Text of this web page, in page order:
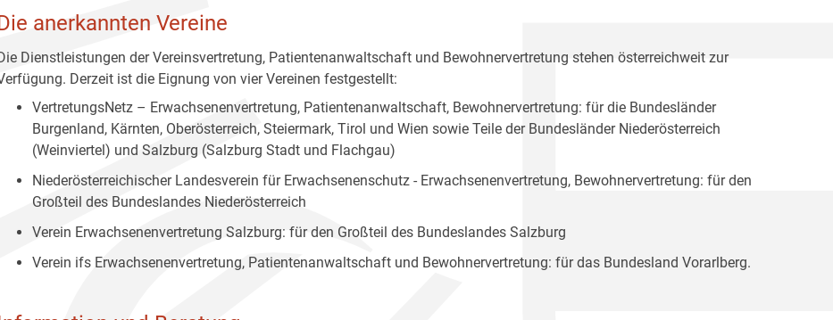
anerkannten Vereine
Dienstleistungen der Vereinsvertretung, Patientenanwaltschaft und Bewohnervertretung stehen österreichweit zur
Derzeit ist die Eignung von vier Vereinen festgestellt:
VertretungsNetz – Erwachsenenvertretung, Patientenanwaltschaft, Bewohnervertretung: für die Bundesländer
Burgenland, Kärnten, Oberösterreich, Steiermark, Tirol und Wien sowie Teile der Bundesländer Niederösterreich
(Weinviertel) und Salzburg (Salzburg Stadt und Flachgau)
Niederösterreichischer Landesverein für Erwachsenenschutz - Erwachsenenvertretung, Bewohnervertretung: für den
Großteil des Bundeslandes Niederösterreich
Verein Erwachsenenvertretung Salzburg: für den Großteil des Bundeslandes Salzburg
Verein ifs Erwachsenenvertretung, Patientenanwaltschaft und Bewohnervertretung: für das Bundesland Vorarlberg.